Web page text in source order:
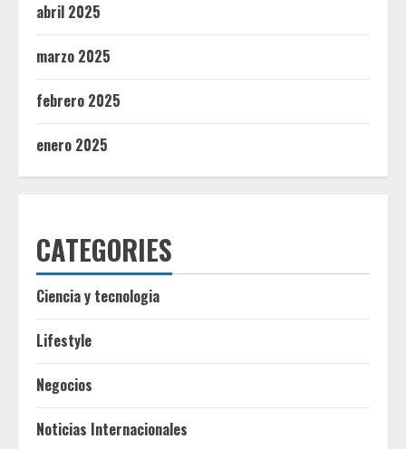
abril 2025
marzo 2025
febrero 2025
enero 2025
CATEGORIES
Ciencia y tecnologia
Lifestyle
Negocios
Noticias Internacionales